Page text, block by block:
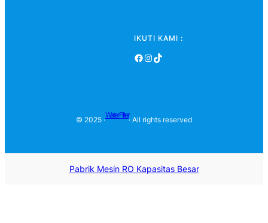
IKUTI KAMI :
Facebook Instagram TikTok
© 2025 ·
Water Filter
· All rights reserved
Pabrik Mesin RO Kapasitas Besar